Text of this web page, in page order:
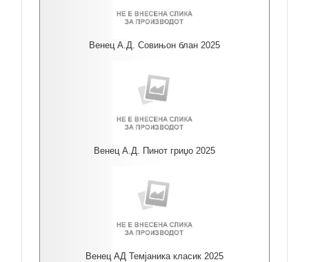
Венец А.Д. Совињон блан 2025
Венец А.Д. Пинот гриџо 2025
Венец АД Темјаника класик 2025